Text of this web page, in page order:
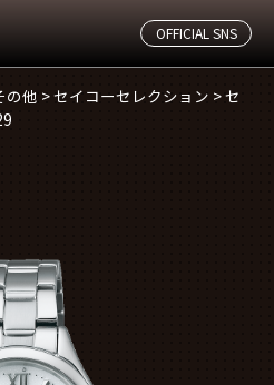
OFFICIAL SNS
の他 >セイコーセレクション >セ